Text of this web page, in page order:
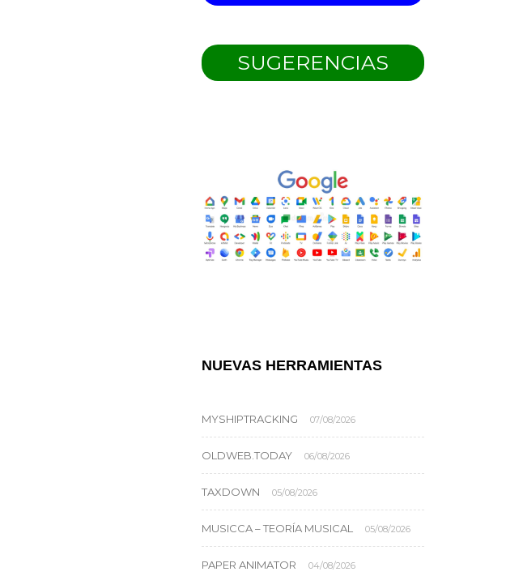
SUGERENCIAS
NUEVAS HERRAMIENTAS
MYSHIPTRACKING 07/08/2026
OLDWEB.TODAY 06/08/2026
TAXDOWN 05/08/2026
MUSICCA – TEORÍA MUSICAL 05/08/2026
PAPER ANIMATOR 04/08/2026